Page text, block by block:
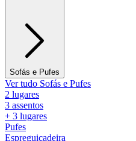
Sofás e Pufes
Ver tudo Sofás e Pufes
2 lugares
3 assentos
+ 3 lugares
Pufes
Espreguiçadeira